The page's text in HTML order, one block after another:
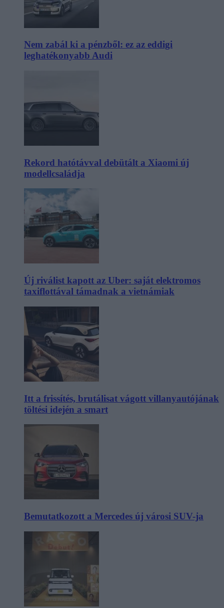
Nem zabál ki a pénzből: ez az eddigi
leghatékonyabb Audi
Rekord hatótávval debütált a Xiaomi új
modellcsaládja
Új riválist kapott az Uber: saját elektromos
taxiflottával támadnak a vietnámiak
Itt a frissítés, brutálisat vágott villanyautójának
töltési idején a smart
Bemutatkozott a Mercedes új városi SUV-ja